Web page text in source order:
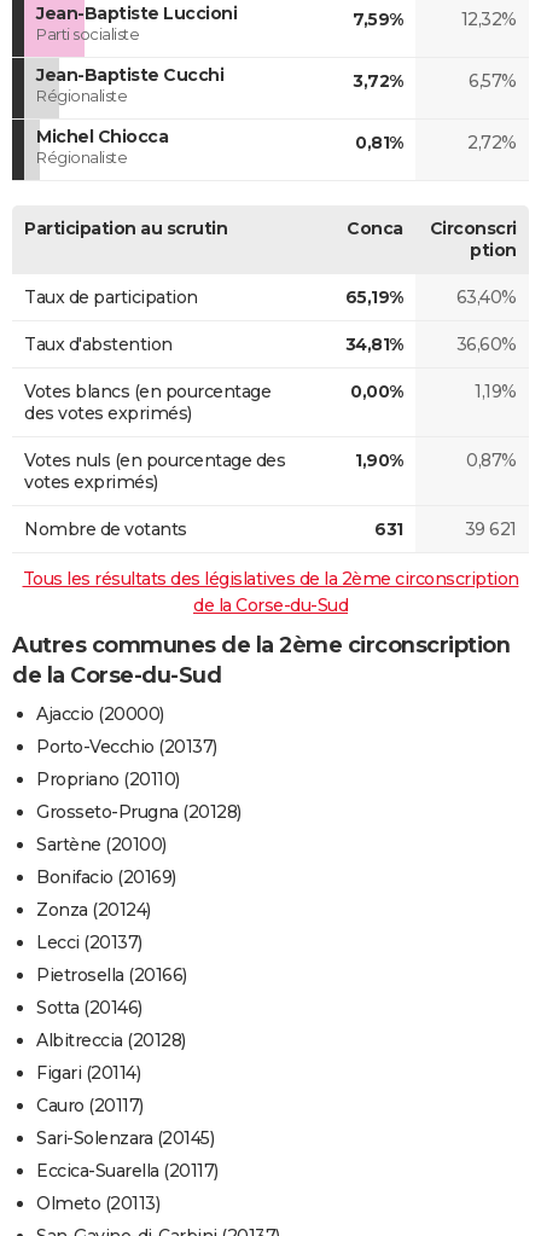
Jean-Baptiste Luccioni
Parti socialiste
7,59% 12,32%
Jean-Baptiste Cucchi
Régionaliste
3,72% 6,57%
Michel Chiocca
Régionaliste
0,81% 2,72%
Participation au scrutin Conca
Circonscri
ption
Taux de participation 65,19% 63,40%
Taux d'abstention 34,81% 36,60%
Votes blancs (en pourcentage
des votes exprimés)
0,00% 1,19%
Votes nuls (en pourcentage des
votes exprimés)
1,90% 0,87%
Nombre de votants 631 39 621
Tous les résultats des législatives de la 2ème circonscription
de la Corse-du-Sud
Autres communes de la 2ème circonscription
de la Corse-du-Sud
Ajaccio (20000)
Porto-Vecchio (20137)
Propriano (20110)
Grosseto-Prugna (20128)
Sartène (20100)
Bonifacio (20169)
Zonza (20124)
Lecci (20137)
Pietrosella (20166)
Sotta (20146)
Albitreccia (20128)
Figari (20114)
Cauro (20117)
Sari-Solenzara (20145)
Eccica-Suarella (20117)
Olmeto (20113)